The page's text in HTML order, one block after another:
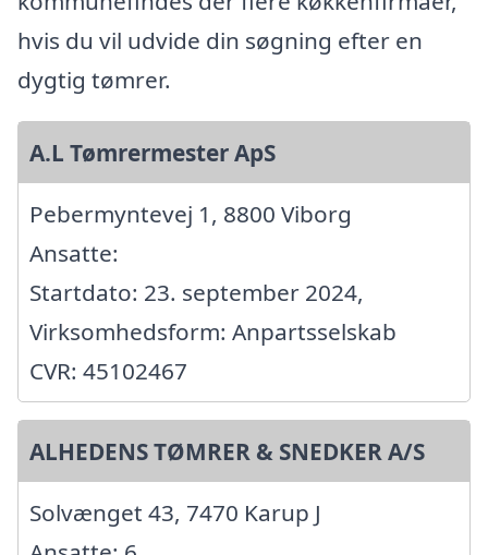
hvis du vil udvide din søgning efter en
dygtig tømrer.
A.L Tømrermester ApS
Pebermyntevej 1, 8800 Viborg
Ansatte:
Startdato: 23. september 2024,
Virksomhedsform: Anpartsselskab
CVR: 45102467
ALHEDENS TØMRER & SNEDKER A/S
Solvænget 43, 7470 Karup J